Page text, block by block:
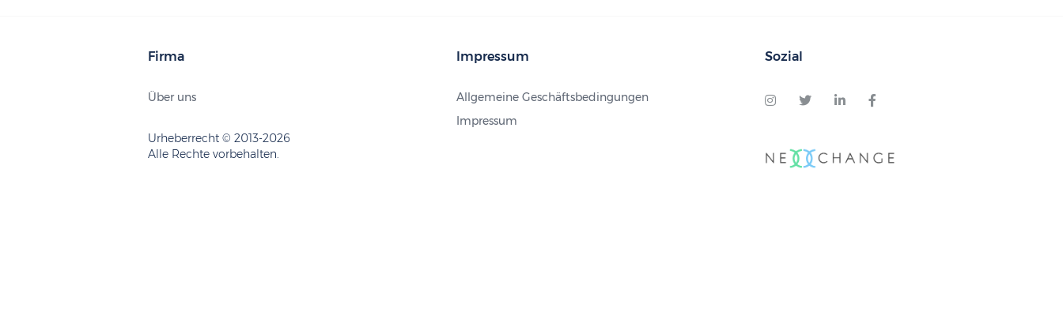
Firma
Über uns
Urheberrecht © 2013-2026
Alle Rechte vorbehalten.
Impressum
Allgemeine Geschäftsbedingungen
Impressum
Sozial